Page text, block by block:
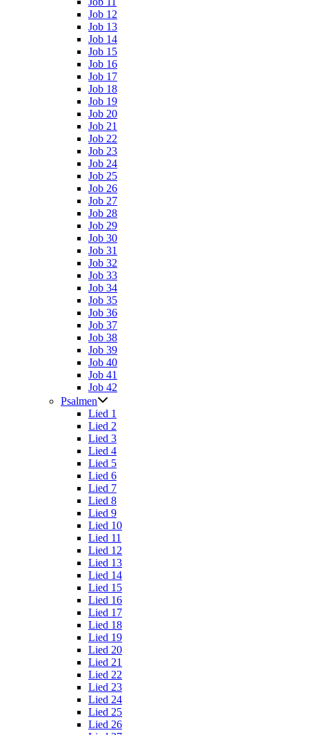
Job 12
Job 13
Job 14
Job 15
Job 16
Job 17
Job 18
Job 19
Job 20
Job 21
Job 22
Job 23
Job 24
Job 25
Job 26
Job 27
Job 28
Job 29
Job 30
Job 31
Job 32
Job 33
Job 34
Job 35
Job 36
Job 37
Job 38
Job 39
Job 40
Job 41
Job 42
Psalmen
Lied 1
Lied 2
Lied 3
Lied 4
Lied 5
Lied 6
Lied 7
Lied 8
Lied 9
Lied 10
Lied 11
Lied 12
Lied 13
Lied 14
Lied 15
Lied 16
Lied 17
Lied 18
Lied 19
Lied 20
Lied 21
Lied 22
Lied 23
Lied 24
Lied 25
Lied 26